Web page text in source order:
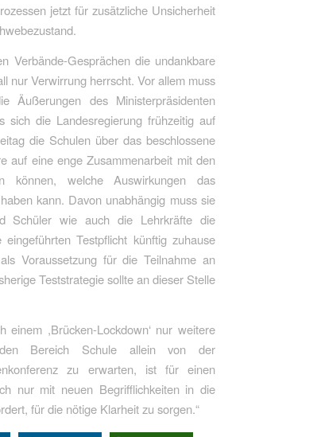
jetzt für zusätzliche Unsicherheit
Verbände-Gesprächen die undankbare
nur Verwirrung herrscht. Vor allem muss
Äußerungen des Ministerpräsidenten
sich die Landesregierung frühzeitig auf
die Schulen über das beschlossene
auf eine enge Zusammenarbeit mit den
können, welche Auswirkungen das
kann. Davon unabhängig muss sie
Schüler wie auch die Lehrkräfte die
Testpflicht künftig zuhause
Voraussetzung für die Teilnahme an
Teststrategie sollte an dieser Stelle
,Brücken-Lockdown‘ nur weitere
Bereich Schule allein von der
zu erwarten, ist für einen
nur mit neuen Begrifflichkeiten in die
für die nötige Klarheit zu sorgen.“